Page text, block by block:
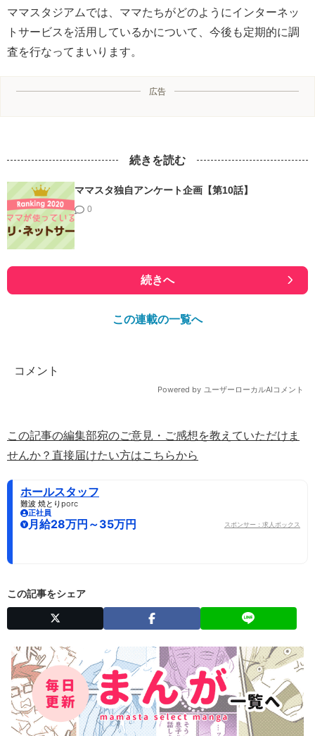
ママスタジアムでは、ママたちがどのようにインターネッ
トサービスを活用しているかについて、今後も定期的に調
査を行なってまいります。
広告
続きを読む
ママスタ独自アンケート企画【第10話】
0
続きへ
この連載の一覧へ
この記事の編集部宛のご意見・ご感想を教えていただけま
せんか？直接届けたい方はこちらから
ホールスタッフ
難波 焼とりporc
正社員
月給28万円～35万円 スポンサー：求人ボックス
この記事をシェア